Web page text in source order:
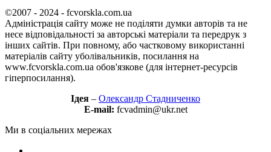
©2007 - 2024 - fcvorskla.com.ua
Адміністрація сайту може не поділяти думки авторів та не
несе відповідальності за авторські матеріали та передрук з
інших сайтів. При повному, або частковому використанні
матеріалів сайту уболівальників, посилання на
www.fcvorskla.com.ua обов'язкове (для інтернет-ресурсів
гіперпосилання).
Ідея – Олександр Стадниченко
E-mail: fcvadmin@ukr.net
Ми в соціальних мережах